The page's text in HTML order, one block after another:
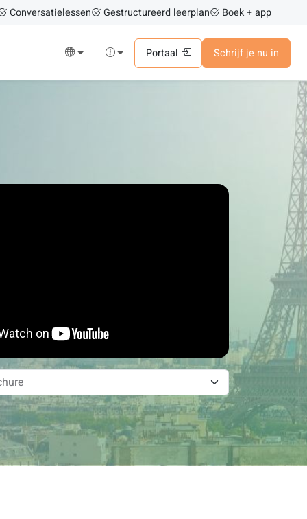
Conversatielessen Gestructureerd leerplan Boek + app
Portaal Schrijf je nu in